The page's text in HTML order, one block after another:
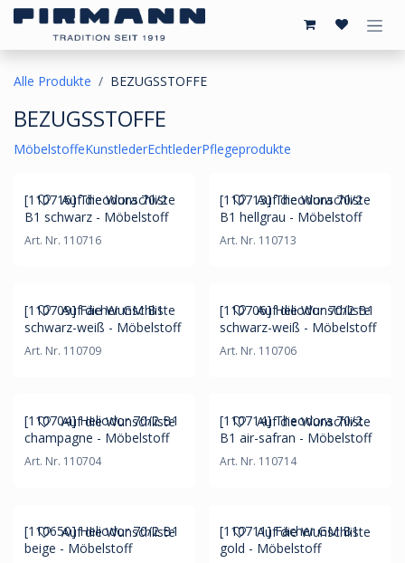
Zum Inhalt springen
Alle Produkte BEZUGSSTOFFE
BEZUGSSTOFFE
MöbelstoffeKunstlederEchtlederPflegeprodukte
[110716] Theodora 70/2
B1 schwarz - Möbelstoff
Art. Nr. 110716
Auf die Wunschliste
[110713] Theodora 70/2
B1 hellgrau - Möbelstoff
Art. Nr. 110713
Auf die Wunschliste
[110709] Fächer GM B1
schwarz-weiß - Möbelstoff
Art. Nr. 110709
Auf die Wunschliste
[110706] Heliodor 70/2 B1
schwarz-weiß - Möbelstoff
Art. Nr. 110706
Auf die Wunschliste
[110704] Heliodor 70/2 B1
champagne - Möbelstoff
Art. Nr. 110704
Auf die Wunschliste
[110714] Theodora 70/2
B1 air-safran - Möbelstoff
Art. Nr. 110714
Auf die Wunschliste
[110650] Heliodor 70/2 B1
beige - Möbelstoff
Auf die Wunschliste
[110711] Fächer GM B1
gold - Möbelstoff
Auf die Wunschliste